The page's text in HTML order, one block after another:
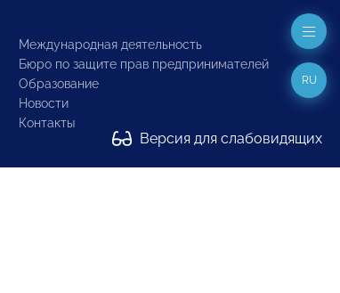
Международная деятельность
Бюро по защите прав предпринимателей
Образование
Новости
Контакты
Версия для слабовидящих
RU